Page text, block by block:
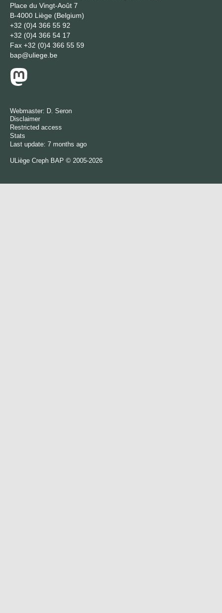
Place du Vingt-Août 7
B-4000 Liège (Belgium)
+32 (0)4 366 55 92
+32 (0)4 366 54 17
Fax +32 (0)4 366 55 59
bap@uliege.be
Webmaster: D. Seron
Disclaimer
Restricted access
Stats
Last update: 7 months ago
ULiège Creph BAP © 2005-2026